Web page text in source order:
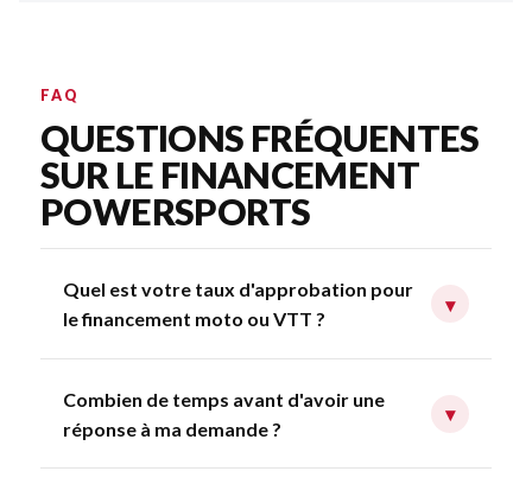
FAQ
QUESTIONS FRÉQUENTES
SUR LE FINANCEMENT
POWERSPORTS
Quel est votre taux d'approbation pour
le financement moto ou VTT ?
▾
Combien de temps avant d'avoir une
réponse à ma demande ?
▾